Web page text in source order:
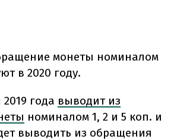
монеты номиналом
в 2020 году.
года выводит из
номиналом 1, 2 и 5 коп. и
выводить из обращения